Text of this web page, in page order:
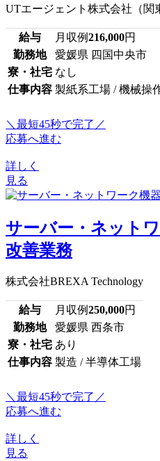
UTエージェント株式会社（関
給与 月収例216,000円
勤務地
愛媛県 四国中央市
寮・社宅 なし
仕事内容 製紙系工場 / 機械操
＼最短45秒で完了／
応募へ進む
詳しく
見る
サーバー・ネット
改善業務
株式会社BREXA Technology
給与 月収例250,000円
勤務地
愛媛県 西条市
寮・社宅 あり
仕事内容 製造 / 半導体工場
＼最短45秒で完了／
応募へ進む
詳しく
見る